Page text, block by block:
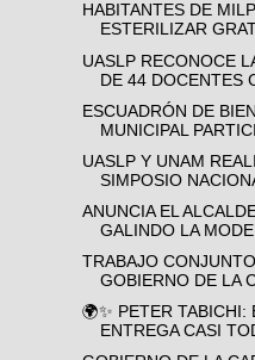
HABITANTES DE
ESTERILIZAR
UASLP RECONOCE
DE 44 DOCENTES
ESCUADRÓN DE
MUNICIPAL
UASLP Y UNAM
SIMPOSIO
ANUNCIA EL
GALINDO LA
TRABAJO
GOBIERNO DE LA
🌍✨ PETER TABICHI:
ENTREGA CASI